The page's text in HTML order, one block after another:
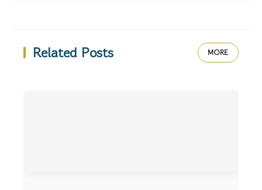
Related Posts MORE